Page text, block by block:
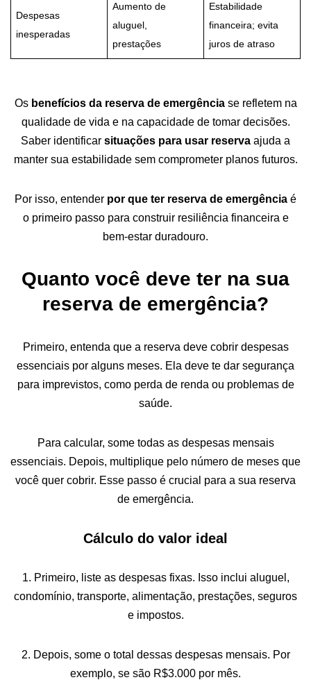
Despesas
inesperadas
Aumento de
aluguel,
prestações
Estabilidade
financeira; evita
juros de atraso
Os benefícios da reserva de emergênciase refletem na
qualidade de vida e na capacidade de tomar decisões.
Saber identificar situações para usar reserva ajuda a
manter sua estabilidade sem comprometer planos futuros.
Por isso, entender por que ter reserva de emergência é
o primeiro passo para construir resiliência financeira e
bem-estar duradouro.
Quanto você deve ter na sua
reserva de emergência?
Primeiro, entenda que a reserva deve cobrir despesas
essenciais por alguns meses. Ela deve te dar segurança
para imprevistos, como perda de renda ou problemas de
saúde.
Para calcular, some todas as despesas mensais
essenciais. Depois, multiplique pelo número de meses que
você quer cobrir. Esse passo é crucial para a sua reserva
de emergência.
Cálculo do valor ideal
1. Primeiro, liste as despesas fixas. Isso inclui aluguel,
condomínio, transporte, alimentação, prestações, seguros
e impostos.
2. Depois, some o total dessas despesas mensais. Por
exemplo, se são R$3.000 por mês.